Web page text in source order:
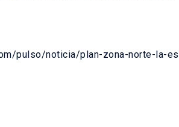
pulso/noticia/plan-zona-norte-la-